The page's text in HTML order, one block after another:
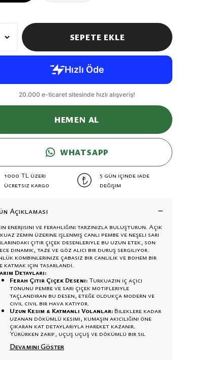
SEPETE EKLE
HEMEN AL
WHATSAPP
1000 TL üzeri
ücretsiz kargo
5 gün içinde iade
değişim
Açıklaması
enerjisini ve ferahlığını tarzınızla buluşturun. Açık
zemin üzerine işlenmiş canlı pembe ve neşeli sarı
çıtır çiçek desenleriyle bu uzun etek, son
dinamik, taze ve göz alıcı bir duruş sergiliyor.
kombinlerinize çabasız bir canlılık ve bohem bir
katmak için tasarlandı.
Detayları:
Ferah Çıtır Çiçek Deseni:Turkuazın iç açıcı
tonunu pembe ve sarı çiçek motifleriyle
taçlandıran bu desen, eteğe oldukça modern ve
cıvıl cıvıl bir hava katıyor.
Uzun Kesim & Katmanlı Volanlar: Bileklere kadar
uzanan dökümlü kesimi, kumaşın akıcılığını öne
çıkaran kat detaylarıyla hareket kazanır.
Yürürken zarif, uçuş uçuş ve dökümlü bir sil
Devamını Göster